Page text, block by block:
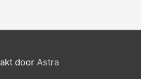
door Astra